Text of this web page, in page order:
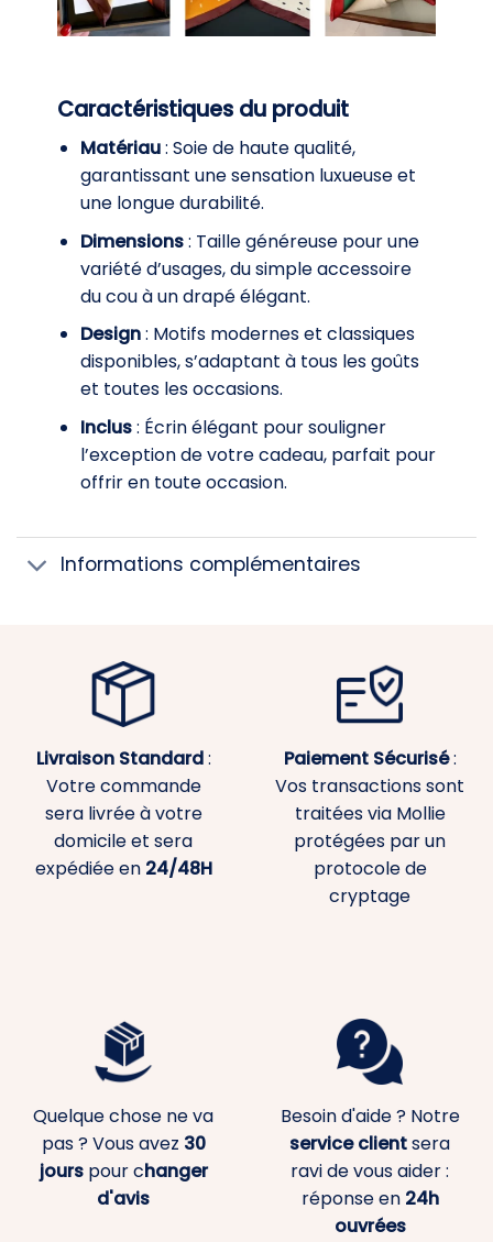
Caractéristiques du produit
Matériau: Soie de haute qualité,
garantissant une sensation luxueuse et
une longue durabilité.
Dimensions: Taille généreuse pour une
variété d’usages, du simple accessoire
du cou à un drapé élégant.
Design: Motifs modernes et classiques
disponibles, s’adaptant à tous les goûts
et toutes les occasions.
Inclus: Écrin élégant pour souligner
l’exception de votre cadeau, parfait pour
offrir en toute occasion.
Informations complémentaires
Livraison Standard:
Votre commande
sera livrée à votre
domicile et sera
expédiée en 24/48H
Paiement Sécurisé:
Vos transactions sont
traitées via Mollie
protégées par un
protocole de
cryptage
Quelque chose ne va
pas ? Vous avez 30
jourspour changer
d'avis
Besoin d'aide ? Notre
service clientsera
ravi de vous aider :
réponse en 24h
ouvrées